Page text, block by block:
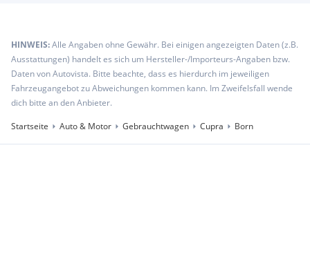
HINWEIS:Alle Angaben ohne Gewähr. Bei einigen angezeigten Daten (z.B.
Ausstattungen) handelt es sich um Hersteller-/Importeurs-Angaben bzw.
Daten von Autovista. Bitte beachte, dass es hierdurch im jeweiligen
Fahrzeugangebot zu Abweichungen kommen kann. Im Zweifelsfall wende
dich bitte an den Anbieter.
Startseite
Auto & Motor Gebrauchtwagen Cupra Born